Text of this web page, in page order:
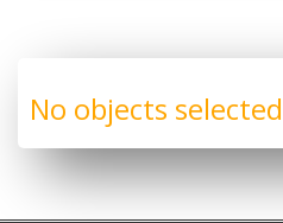
No objects selected